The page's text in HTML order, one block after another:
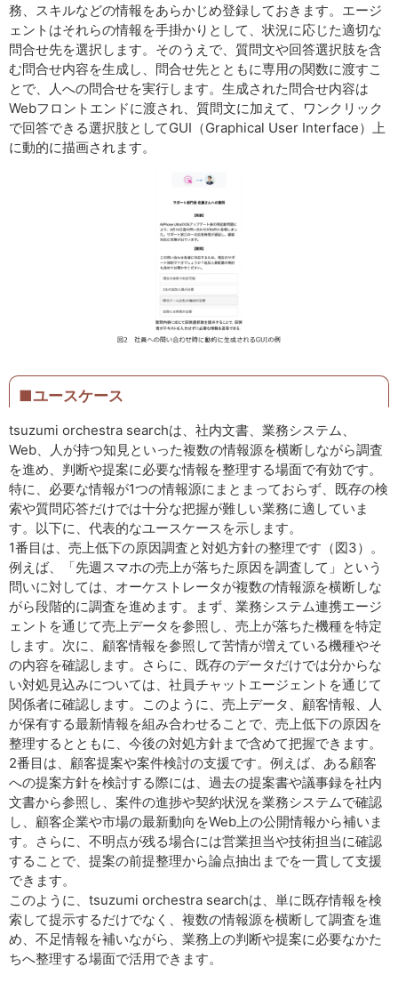
務、スキルなどの情報をあらかじめ登録しておきます。エージ
ェントはそれらの情報を手掛かりとして、状況に応じた適切な
問合せ先を選択します。そのうえで、質問文や回答選択肢を含
む問合せ内容を生成し、問合せ先とともに専用の関数に渡すこ
とで、人への問合せを実行します。生成された問合せ内容は
Webフロントエンドに渡され、質問文に加えて、ワンクリック
で回答できる選択肢としてGUI（Graphical User Interface）上
に動的に描画されます。
■ユースケース
tsuzumi orchestra searchは、社内文書、業務システム、
Web、人が持つ知見といった複数の情報源を横断しながら調査
を進め、判断や提案に必要な情報を整理する場面で有効です。
特に、必要な情報が1つの情報源にまとまっておらず、既存の検
索や質問応答だけでは十分な把握が難しい業務に適していま
す。以下に、代表的なユースケースを示します。
1番目は、売上低下の原因調査と対処方針の整理です（図3）。
例えば、「先週スマホの売上が落ちた原因を調査して」という
問いに対しては、オーケストレータが複数の情報源を横断しな
がら段階的に調査を進めます。まず、業務システム連携エージ
ェントを通じて売上データを参照し、売上が落ちた機種を特定
します。次に、顧客情報を参照して苦情が増えている機種やそ
の内容を確認します。さらに、既存のデータだけでは分からな
い対処見込みについては、社員チャットエージェントを通じて
関係者に確認します。このように、売上データ、顧客情報、人
が保有する最新情報を組み合わせることで、売上低下の原因を
整理するとともに、今後の対処方針まで含めて把握できます。
2番目は、顧客提案や案件検討の支援です。例えば、ある顧客
への提案方針を検討する際には、過去の提案書や議事録を社内
文書から参照し、案件の進捗や契約状況を業務システムで確認
し、顧客企業や市場の最新動向をWeb上の公開情報から補いま
す。さらに、不明点が残る場合には営業担当や技術担当に確認
することで、提案の前提整理から論点抽出までを一貫して支援
できます。
このように、tsuzumi orchestra searchは、単に既存情報を検
索して提示するだけでなく、複数の情報源を横断して調査を進
め、不足情報を補いながら、業務上の判断や提案に必要なかた
ちへ整理する場面で活用できます。